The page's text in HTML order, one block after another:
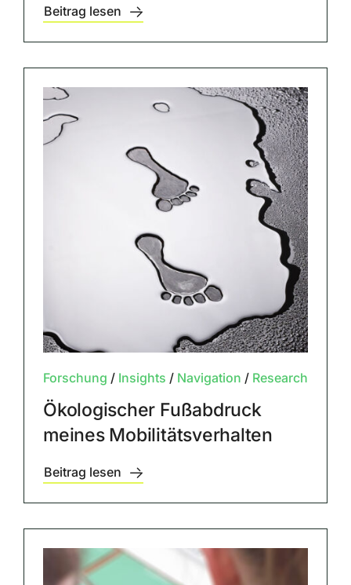
Beitrag lesen
Forschung / Insights / Navigation / Research
Ökologischer Fußabdruck
meines Mobilitätsverhalten
Beitrag lesen